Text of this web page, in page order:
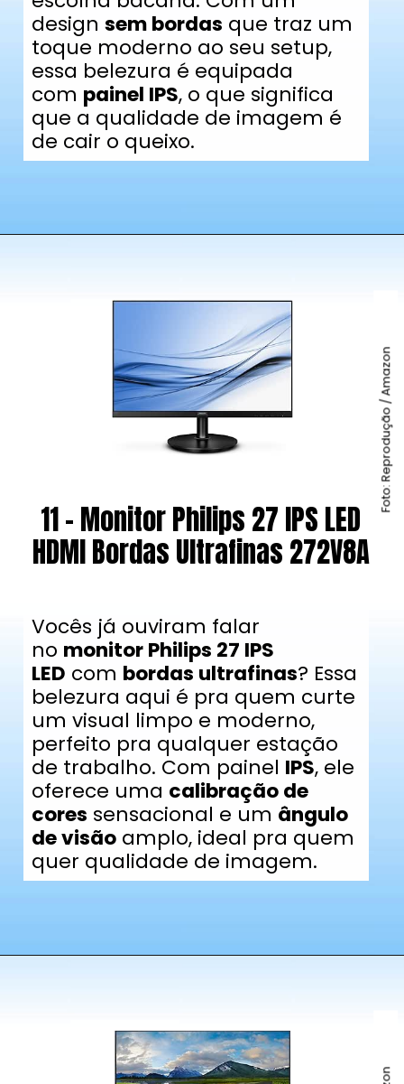
design sem bordas que traz um
toque moderno ao seu setup,
essa belezura é equipada
com painel IPS, o que significa
que a qualidade de imagem é
de cair o queixo.
11 - Monitor Philips 27 IPS LED
HDMI Bordas Ultrafinas 272V8A
Vocês já ouviram falar
no monitor Philips 27 IPS
LED com bordas ultrafinas? Essa
belezura aqui é pra quem curte
um visual limpo e moderno,
perfeito pra qualquer estação
de trabalho. Com painel IPS, ele
oferece uma calibração de
cores sensacional e um ângulo
de visãoamplo, ideal pra quem
quer qualidade de imagem.
Foto: Reprodução / Amazon